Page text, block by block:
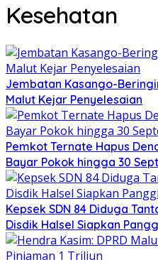
Kesehatan
Jembatan Kasango-
Malut Kejar Penyelesaian
Pemkot Ternate Hapus
Bayar Pokok hingga 30
Kepsek SDN 84 Diduga
Disdik Halsel Siapkan